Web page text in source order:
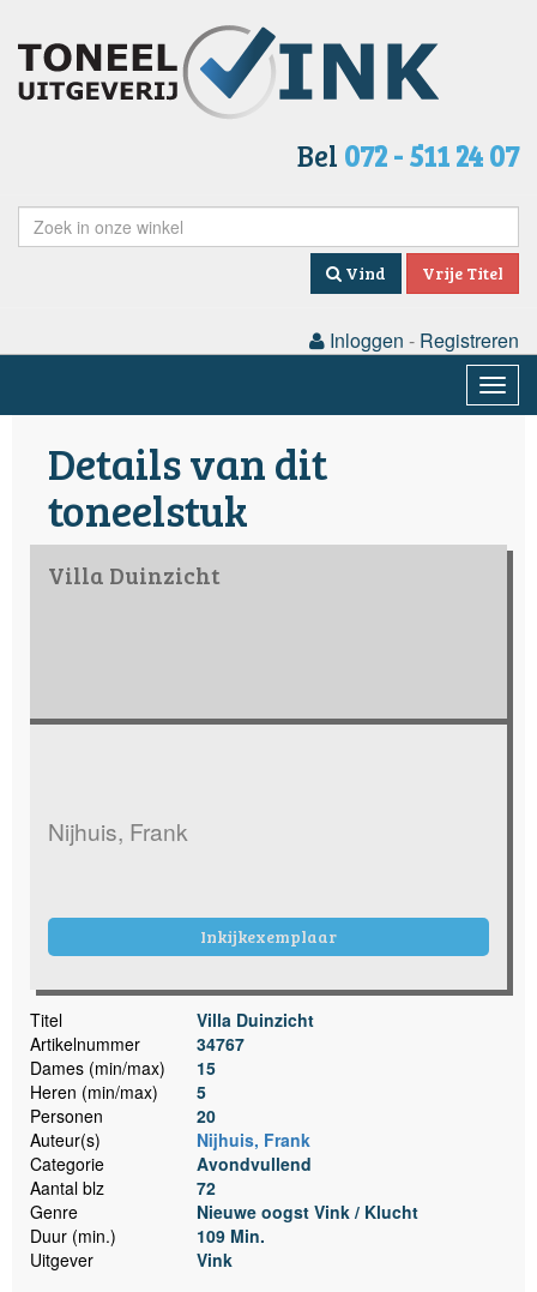
Bel 072 - 511 24 07
Vind Vrije Titel
Inloggen - Registreren
Details van dit
toneelstuk
Villa Duinzicht
Nijhuis, Frank
Inkijkexemplaar
Titel
Villa Duinzicht
Artikelnummer
34767
Dames (min/max)
15
Heren (min/max)
5
Personen
20
Auteur(s)
Nijhuis, Frank
Categorie
Avondvullend
Aantal blz
72
Genre
Nieuwe oogst Vink / Klucht
Duur (min.)
109 Min.
Uitgever
Vink